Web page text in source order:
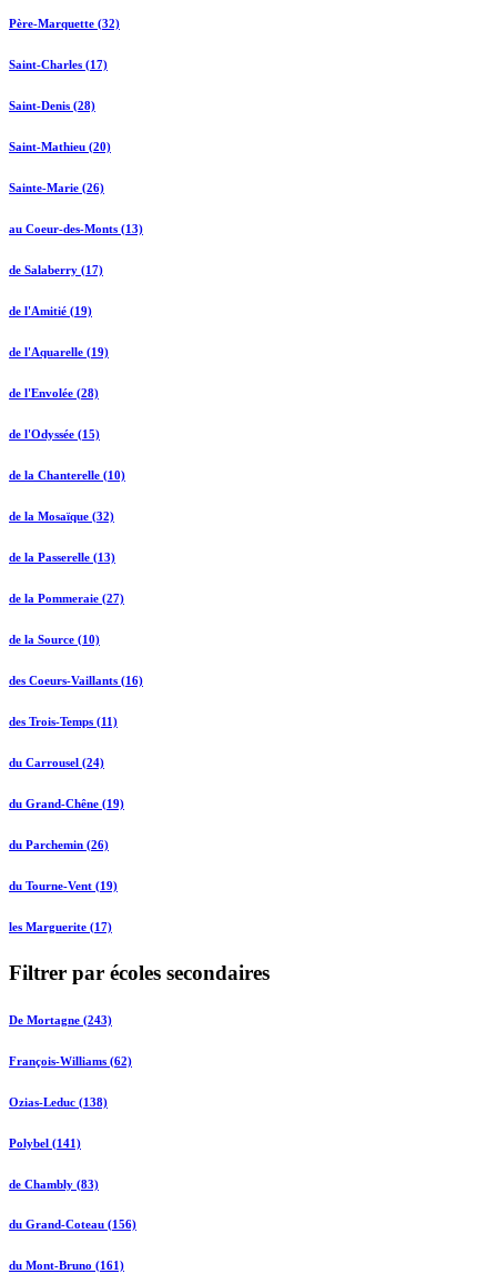
Père-Marquette (32)
Saint-Charles (17)
Saint-Denis (28)
Saint-Mathieu (20)
Sainte-Marie (26)
au Coeur-des-Monts (13)
de Salaberry (17)
de l'Amitié (19)
de l'Aquarelle (19)
de l'Envolée (28)
de l'Odyssée (15)
de la Chanterelle (10)
de la Mosaïque (32)
de la Passerelle (13)
de la Pommeraie (27)
de la Source (10)
des Coeurs-Vaillants (16)
des Trois-Temps (11)
du Carrousel (24)
du Grand-Chêne (19)
du Parchemin (26)
du Tourne-Vent (19)
les Marguerite (17)
Filtrer par écoles secondaires
De Mortagne (243)
François-Williams (62)
Ozias-Leduc (138)
Polybel (141)
de Chambly (83)
du Grand-Coteau (156)
du Mont-Bruno (161)